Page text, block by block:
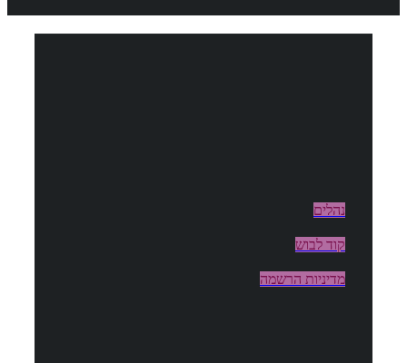
נהלים
קוד לבוש
מדיניות הרשמה